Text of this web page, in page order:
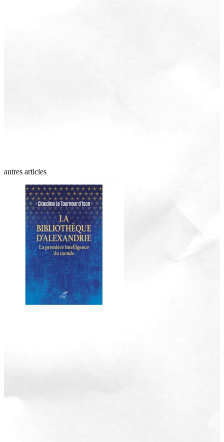
autres articles